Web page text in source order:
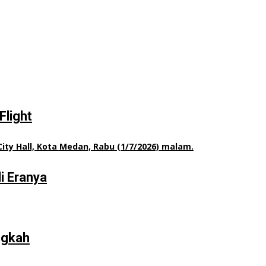
Eranya